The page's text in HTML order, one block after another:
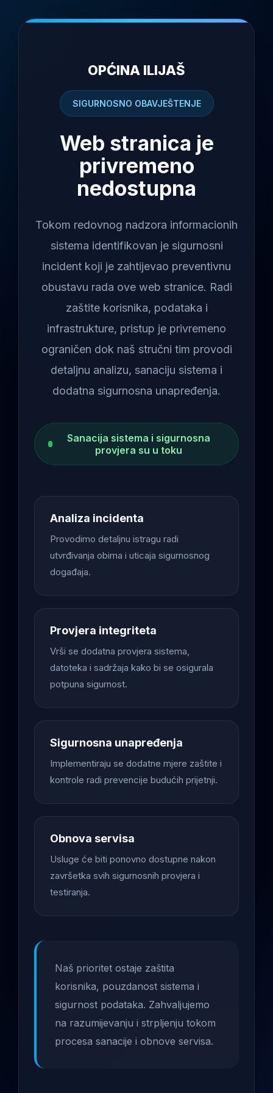
OPĆINA ILIJAŠ
SIGURNOSNO OBAVJEŠTENJE
Web stranica je
privremeno
nedostupna
Tokom redovnog nadzora informacionih
sistema identifikovan je sigurnosni
incident koji je zahtijevao preventivnu
obustavu rada ove web stranice. Radi
zaštite korisnika, podataka i
infrastrukture, pristup je privremeno
ograničen dok naš stručni tim provodi
detaljnu analizu, sanaciju sistema i
dodatna sigurnosna unapređenja.
Sanacija sistema i sigurnosna
provjera su u toku
Analiza incidenta
Provodimo detaljnu istragu radi
utvrđivanja obima i uticaja sigurnosnog
događaja.
Provjera integriteta
Vrši se dodatna provjera sistema,
datoteka i sadržaja kako bi se osigurala
potpuna sigurnost.
Sigurnosna unapređenja
Implementiraju se dodatne mjere zaštite i
kontrole radi prevencije budućih prijetnji.
Obnova servisa
Usluge će biti ponovno dostupne nakon
završetka svih sigurnosnih provjera i
testiranja.
Naš prioritet ostaje zaštita
korisnika, pouzdanost sistema i
sigurnost podataka. Zahvaljujemo
na razumijevanju i strpljenju tokom
procesa sanacije i obnove servisa.